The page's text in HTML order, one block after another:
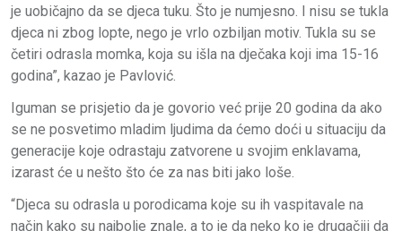
je uobičajno da se djeca tuku. Što je numjesno. I nisu se tukla
djeca ni zbog lopte, nego je vrlo ozbiljan motiv. Tukla su se
četiri odrasla momka, koja su išla na dječaka koji ima 15-16
godina”, kazao je Pavlović.
Iguman se prisjetio da je govorio već prije 20 godina da ako
se ne posvetimo mladim ljudima da ćemo doći u situaciju da
generacije koje odrastaju zatvorene u svojim enklavama,
izarast će u nešto što će za nas biti jako loše.
“Djeca su odrasla u porodicama koje su ih vaspitavale na
način kako su najbolje znale, a to je da neko ko je drugačiji da